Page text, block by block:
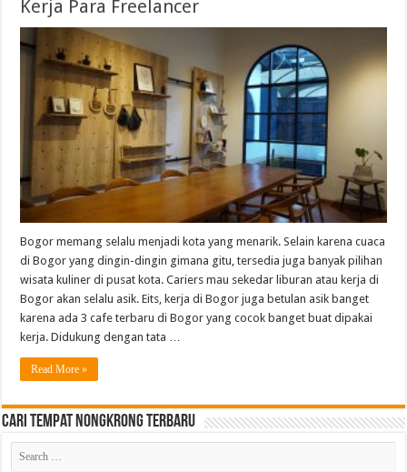
Kerja Para Freelancer
Bogor memang selalu menjadi kota yang menarik. Selain karena cuaca
di Bogor yang dingin-dingin gimana gitu, tersedia juga banyak pilihan
wisata kuliner di pusat kota. Cariers mau sekedar liburan atau kerja di
Bogor akan selalu asik. Eits, kerja di Bogor juga betulan asik banget
karena ada 3 cafe terbaru di Bogor yang cocok banget buat dipakai
kerja. Didukung dengan tata …
Read More »
Cari Tempat Nongkrong Terbaru